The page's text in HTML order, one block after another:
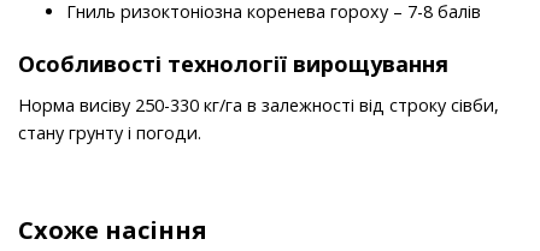
Гниль ризоктоніозна коренева гороху – 7-8 балів
Особливості технології вирощування
Норма висіву 250-330 кг/га в залежності від строку сівби,
стану грунту і погоди.
Схоже насіння